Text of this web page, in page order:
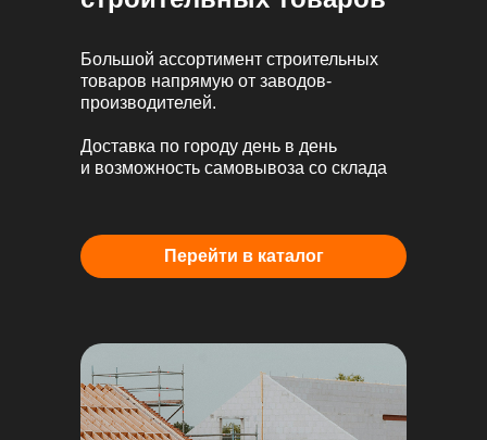
Большой ассортимент строительных
товаров напрямую от заводов-
производителей.
Доставка по городу день в день
и возможность самовывоза со склада
Перейти в каталог